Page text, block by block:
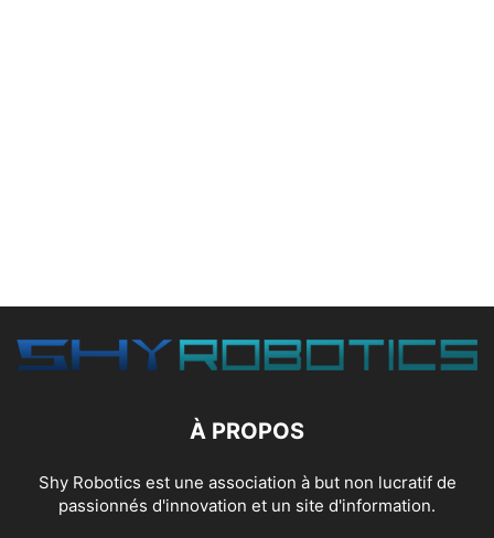
À PROPOS
Shy Robotics est une association à but non lucratif de
passionnés d'innovation et un site d'information.